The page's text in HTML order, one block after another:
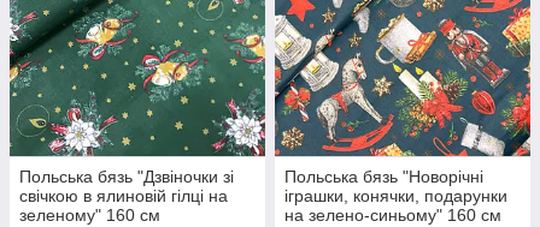
Польська бязь "Дзвіночки зі
свічкою в ялиновій гілці на
зеленому" 160 см
Польська бязь "Новорічні
іграшки, конячки, подарунки
на зелено-синьому" 160 см